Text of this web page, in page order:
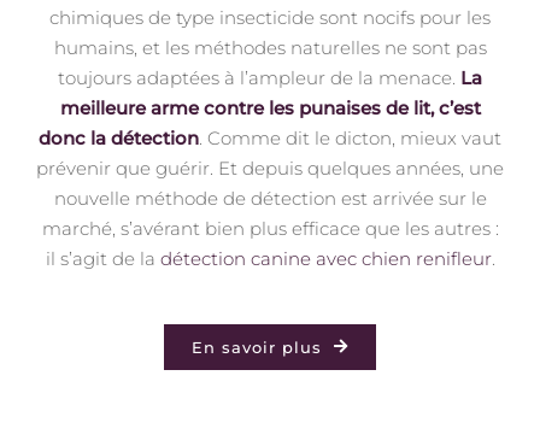
chimiques de type insecticide sont nocifs pour les
humains, et les méthodes naturelles ne sont pas
toujours adaptées à l’ampleur de la menace. La
meilleure arme contre les punaises de lit, c’est
donc la détection . Comme dit le dicton, mieux vaut
prévenir que guérir. Et depuis quelques années, une
nouvelle méthode de détection est arrivée sur le
marché, s’avérant bien plus efficace que les autres :
il s’agit de la détection canine avec chien renifleur.
En savoir plus